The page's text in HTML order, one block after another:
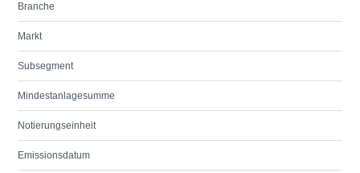
Branche
Markt
Subsegment
Mindestanlagesumme
Notierungseinheit
Emissionsdatum